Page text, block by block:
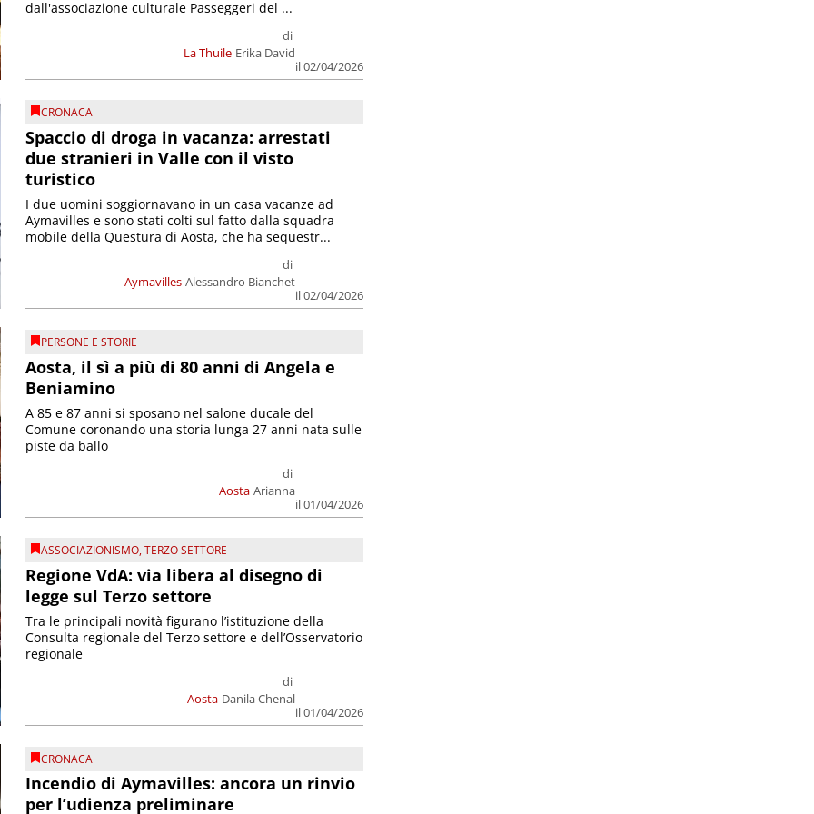
La Thuile
di
Erika David
il 02/04/2026
dall'associazione culturale Passeggeri del ...
CRONACA
Spaccio di droga in vacanza: arrestati
due stranieri in Valle con il visto
turistico
Aymavilles
di
Alessandro Bianchet
il 02/04/2026
I due uomini soggiornavano in un casa vacanze ad
Aymavilles e sono stati colti sul fatto dalla squadra
mobile della Questura di Aosta, che ha sequestr...
PERSONE E STORIE
Aosta, il sì a più di 80 anni di Angela e
Beniamino
Aosta
di
Arianna
il 01/04/2026
A 85 e 87 anni si sposano nel salone ducale del
Comune coronando una storia lunga 27 anni nata sulle
piste da ballo
ASSOCIAZIONISMO,TERZO SETTORE
Regione VdA: via libera al disegno di
legge sul Terzo settore
Aosta
di
Danila Chenal
il 01/04/2026
Tra le principali novità figurano l’istituzione della
Consulta regionale del Terzo settore e dell’Osservatorio
regionale
CRONACA
Incendio di Aymavilles: ancora un rinvio
per l’udienza preliminare